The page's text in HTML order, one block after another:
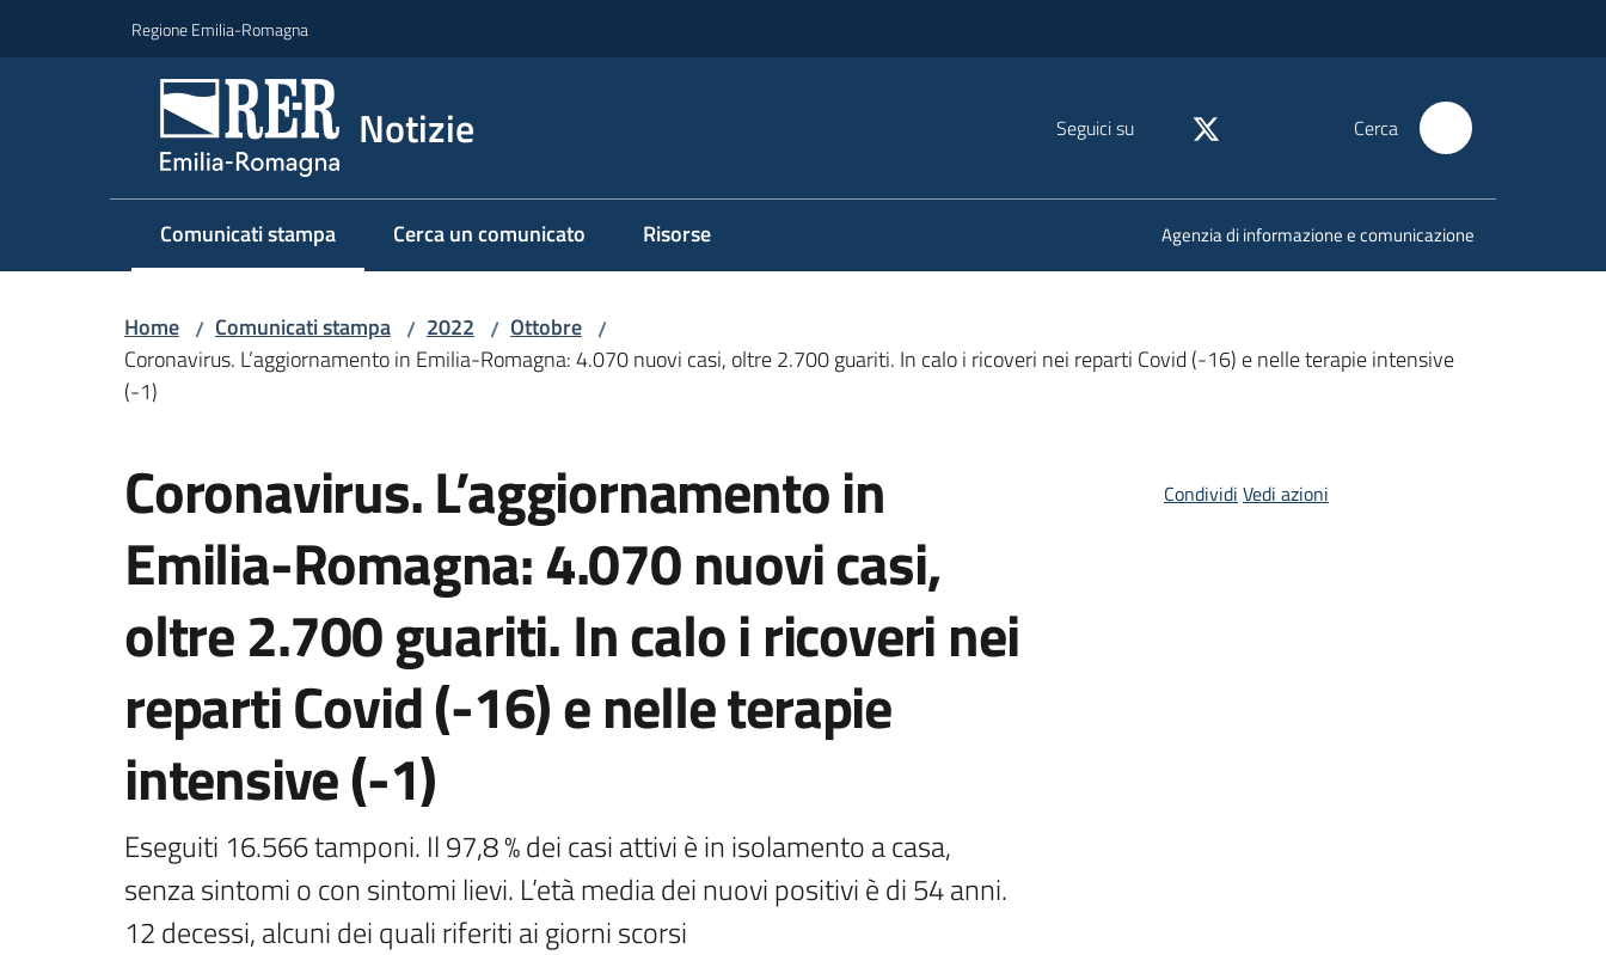
Regione Emilia-Romagna
Notizie Seguici su Cerca
Comunicati stampa
Menu selezionato Cerca un comunicato Risorse Agenzia di informazione e comunicazione
Home / Comunicati stampa / 2022 / Ottobre /
Coronavirus. L’aggiornamento in Emilia-Romagna: 4.070 nuovi casi, oltre 2.700 guariti. In calo i ricoveri nei reparti Covid (-16) e nelle terapie intensive
(-1)
Coronavirus. L’aggiornamento in
Emilia-Romagna: 4.070 nuovi casi,
oltre 2.700 guariti. In calo i ricoveri nei
reparti Covid (-16) e nelle terapie
intensive (-1)
Eseguiti 16.566 tamponi. Il 97,8 % dei casi attivi è in isolamento a casa,
senza sintomi o con sintomi lievi. L’età media dei nuovi positivi è di 54 anni.
12 decessi, alcuni dei quali riferiti ai giorni scorsi
Condividi Vedi azioni